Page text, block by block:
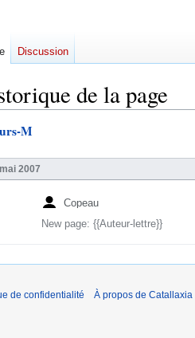
de la page
M
2007
Copeau
New page: {{Auteur-lettre}}
Discussion
de confidentialité À propos de Catallaxia